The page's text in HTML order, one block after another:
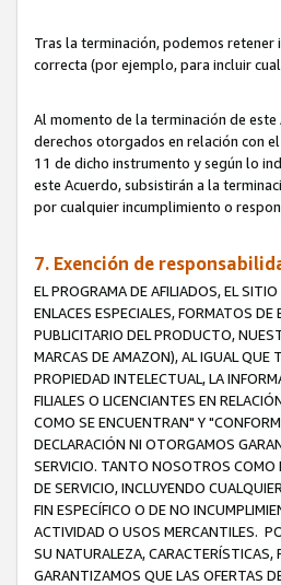
Tras la terminación, podemos
correcta (por ejemplo, para incluir
Al momento de la terminación de
derechos otorgados en relación con
11 de dicho instrumento y según lo
este Acuerdo, subsistirán a la
por cualquier incumplimiento o
7. Exención de
EL PROGRAMA DE AFILIADOS, EL
ENLACES ESPECIALES, FORMATOS
PUBLICITARIO DEL PRODUCTO,
MARCAS DE AMAZON), AL IGUAL QUE
PROPIEDAD INTELECTUAL, LA
FILIALES O LICENCIANTES EN
COMO SE ENCUENTRAN" Y
DECLARACIÓN NI OTORGAMOS
SERVICIO. TANTO NOSOTROS COMO
DE SERVICIO, INCLUYENDO
FIN ESPECÍFICO O DE NO
ACTIVIDAD O USOS MERCANTILES.
SU NATURALEZA, CARACTERÍSTICAS,
GARANTIZAMOS QUE LAS OFERTAS